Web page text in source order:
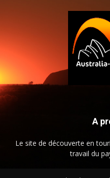
A
Le site de découverte en
travail du